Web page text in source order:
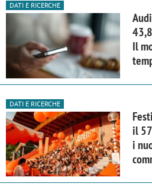
DATI E RICERCHE
Il
DATI E RICERCHE
il
i